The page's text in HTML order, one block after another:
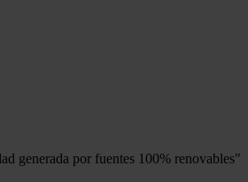
generada por fuentes 100% renovables"